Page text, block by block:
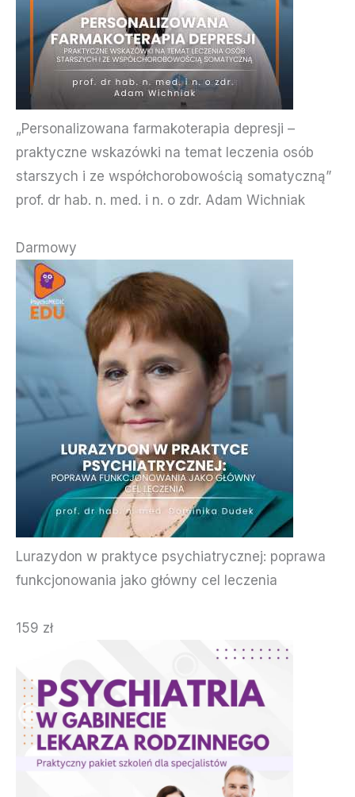
„Personalizowana farmakoterapia depresji –
praktyczne wskazówki na temat leczenia osób
starszych i ze współchorobowością somatyczną”
prof. dr hab. n. med. i n. o zdr. Adam Wichniak
Darmowy
Lurazydon w praktyce psychiatrycznej: poprawa
funkcjonowania jako główny cel leczenia
159 zł